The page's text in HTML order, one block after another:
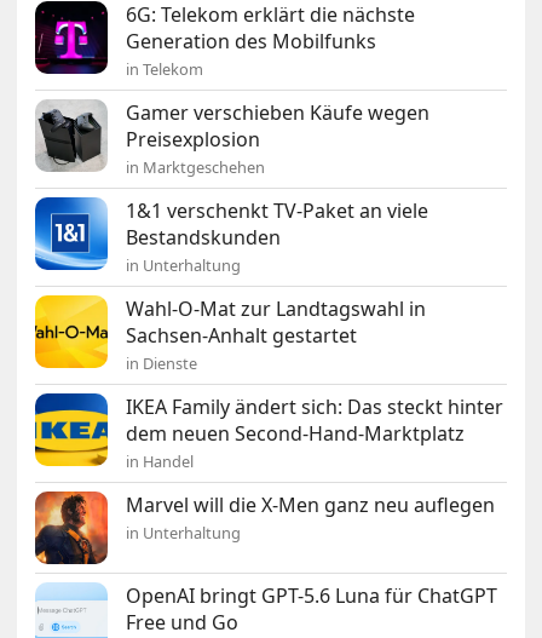
6G: Telekom erklärt die nächste
Generation des Mobilfunks
in Telekom
Gamer verschieben Käufe wegen
Preisexplosion
in Marktgeschehen
1&1 verschenkt TV-Paket an viele
Bestandskunden
in Unterhaltung
Wahl-O-Mat zur Landtagswahl in
Sachsen-Anhalt gestartet
in Dienste
IKEA Family ändert sich: Das steckt hinter
dem neuen Second-Hand-Marktplatz
in Handel
Marvel will die X-Men ganz neu auflegen
in Unterhaltung
OpenAI bringt GPT-5.6 Luna für ChatGPT
Free und Go